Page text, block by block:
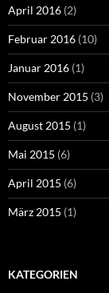
April 2016 (2)
Februar 2016 (10)
Januar 2016 (1)
November 2015 (3)
August 2015 (1)
Mai 2015 (6)
April 2015 (6)
März 2015 (1)
KATEGORIEN